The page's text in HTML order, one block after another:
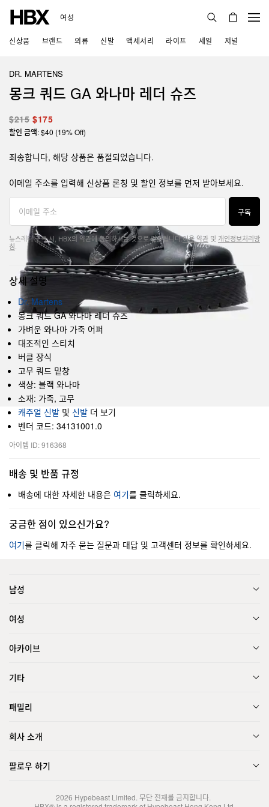
여성
신상품 브랜드 의류 신발 액세서리 라이프 세일 저널
DR. MARTENS
몽크 쿼드 GA 와나마 레더 슈즈
$215 $175
할인 금액: $40 (19% Off)
죄송합니다, 해당 상품은 품절되었습니다.
이메일 주소를 입력해 신상품 론칭 및 할인 정보를 먼저 받아보세요.
구독
뉴스레터 구독 시, HBX의 약관에 동의하시는 것으로 간주됩니다.이용 약관 및 개인정보처리방
침
상세 설명
Dr. Martens
몽크 쿼드 GA 와나마 레더 슈즈
가벼운 와나마 가죽 어퍼
대조적인 스티치
버클 장식
고무 쿼드 밑창
색상: 블랙 와나마
소재: 가죽, 고무
캐주얼 신발 및 신발 더 보기
벤더 코드: 34131001.0
아이템 ID: 916368
배송 및 반품 규정
배송에 대한 자세한 내용은 여기를 클릭하세요.
궁금한 점이 있으신가요?
여기를 클릭해 자주 묻는 질문과 대답 및 고객센터 정보를 확인하세요.
남성
여성
아카이브
기타
패밀리
회사 소개
팔로우 하기
2026 Hypebeast Limited. 무단 전재를 금지합니다.